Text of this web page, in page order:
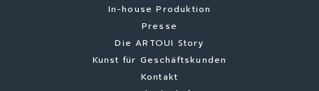
In-house Produktion
Presse
Die ARTOUI Story
Kunst für Geschäftskunden
Kontakt